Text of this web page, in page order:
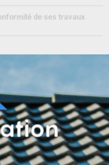
de ses travaux